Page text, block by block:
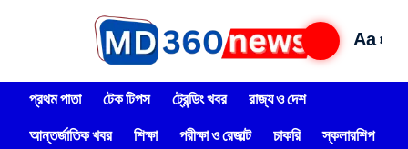
Aa
প্রথম পাতা টেক টিপস ট্রেন্ডিং খবর
রাজ্য ও দেশ
আন্তর্জাতিক খবর
শিক্ষা পরীক্ষা ও রেজাল্ট চাকরি
স্কলারশিপ